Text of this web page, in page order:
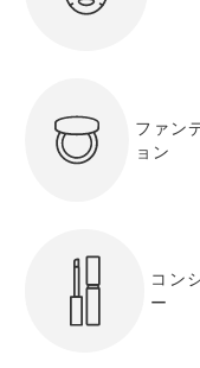
ファン
ョン
コン
ー